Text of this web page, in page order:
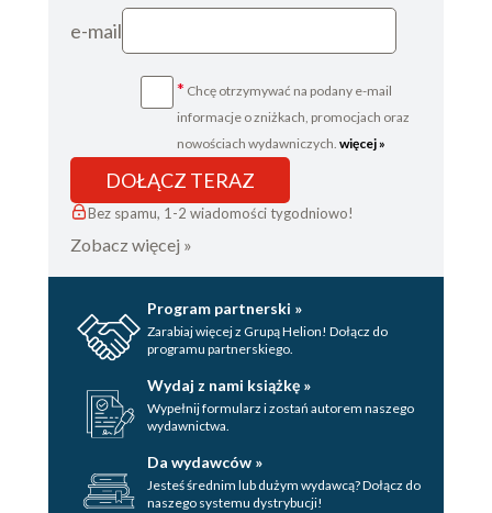
e-mail
* Chcę otrzymywać na podany e-mail
informacje o zniżkach, promocjach oraz
nowościach wydawniczych. więcej »
DOŁĄCZ TERAZ
Bez spamu, 1-2 wiadomości tygodniowo!
Zobacz więcej »
Program partnerski »
Zarabiaj więcej z Grupą Helion! Dołącz do
programu partnerskiego.
Wydaj z nami książkę »
Wypełnij formularz i zostań autorem naszego
wydawnictwa.
Da wydawców »
Jesteś średnim lub dużym wydawcą? Dołącz do
naszego systemu dystrybucji!